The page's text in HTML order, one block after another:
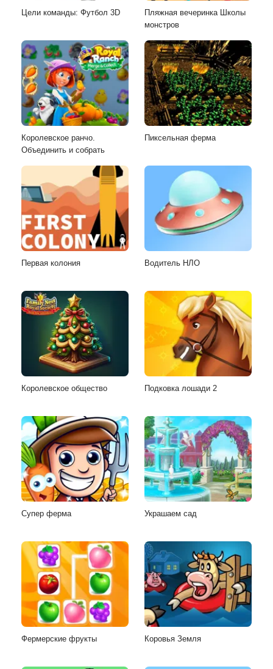
Цели команды: Футбол 3D
Пляжная вечеринка Школы
монстров
Королевское ранчо.
Объединить и собрать
Пиксельная ферма
Первая колония Водитель НЛО
Королевское общество Подковка лошади 2
Супер ферма Украшаем сад
Фермерские фрукты Коровья Земля